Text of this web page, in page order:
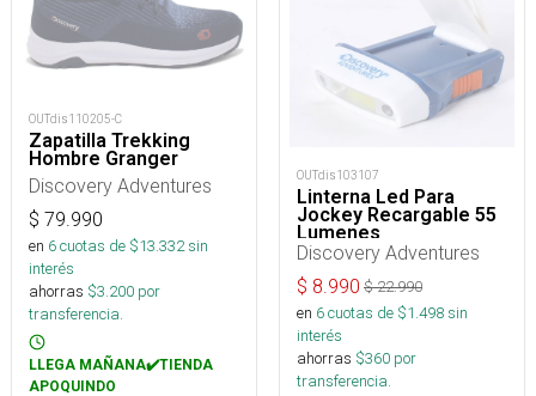
OUTdis110205-C
Zapatilla Trekking
Hombre Granger
Discovery Adventures
$ 79.990
en 6cuotas de $13.332sin
interés
ahorras $3.200 por
transferencia.
LLEGA MAÑANA✔️TIENDA
APOQUINDO
OUTdis103107
Linterna Led Para
Jockey Recargable 55
Lumenes
Discovery Adventures
$ 8.990 $22.990
en 6cuotas de $1.498sin
interés
ahorras $360 por
transferencia.